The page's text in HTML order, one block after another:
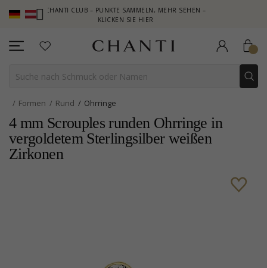
CHANTI CLUB – PUNKTE SAMMELN, MEHR SEHEN –
KLICKEN SIE HIER
Formen Rund Ohrringe
4 mm Scrouples runden Ohrringe in
vergoldetem Sterlingsilber weißen
Zirkonen